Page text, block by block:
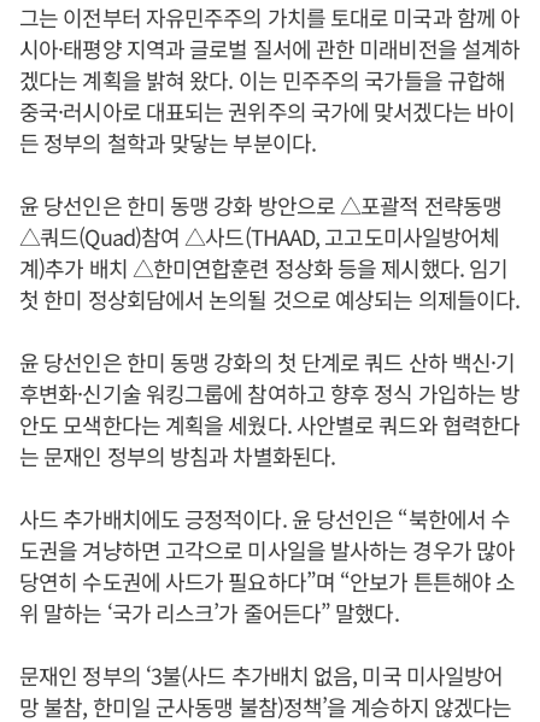
그는 이전부터 자유민주주의 가치를 토대로 미국과 함께 아
시아·태평양 지역과 글로벌 질서에 관한 미래비전을 설계하
겠다는 계획을 밝혀 왔다. 이는 민주주의 국가들을 규합해
중국·러시아로 대표되는 권위주의 국가에 맞서겠다는 바이
든 정부의 철학과 맞닿는 부분이다.
윤 당선인은 한미 동맹 강화 방안으로 △포괄적 전략동맹
△쿼드(Quad)참여 △사드(THAAD, 고고도미사일방어체
계)추가 배치 △한미연합훈련 정상화 등을 제시했다. 임기
첫 한미 정상회담에서 논의될 것으로 예상되는 의제들이다.
윤 당선인은 한미 동맹 강화의 첫 단계로 쿼드 산하 백신·기
후변화·신기술 워킹그룹에 참여하고 향후 정식 가입하는 방
안도 모색한다는 계획을 세웠다. 사안별로 쿼드와 협력한다
는 문재인 정부의 방침과 차별화된다.
사드 추가배치에도 긍정적이다. 윤 당선인은 “북한에서 수
도권을 겨냥하면 고각으로 미사일을 발사하는 경우가 많아
당연히 수도권에 사드가 필요하다”며 “안보가 튼튼해야 소
위 말하는 ‘국가 리스크’가 줄어든다” 말했다.
문재인 정부의 ‘3불(사드 추가배치 없음, 미국 미사일방어
망 불참, 한미일 군사동맹 불참)정책’을 계승하지 않겠다는